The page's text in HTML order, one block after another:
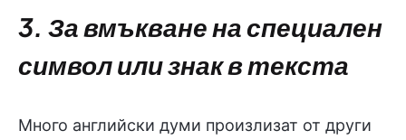
3. За вмъкване на специален
символ или знак в текста
Много английски думи произлизат от други